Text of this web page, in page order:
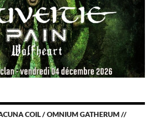
COIL / OMNIUM GATHERUM //